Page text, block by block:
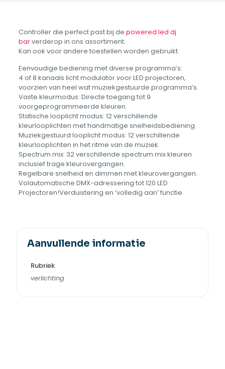
Controller die perfect past bij de powered led dj
barverderop in ons assortiment.
Kan ook voor andere toestellen worden gebruikt.
Eenvoudige bediening met diverse programma’s:
4 of 8 kanaals licht modulator voor LED projectoren,
voorzien van heel wat muziekgestuurde programma’s.
Vaste kleurmodus: Directe toegang tot 9
voorgeprogrammeerde kleuren.
Statische looplicht modus: 12 verschillende
kleurlooplichten met handmatige snelheidsbediening.
Muziekgestuurd looplicht modus: 12 verschillende
kleurlooplichten in het ritme van de muziek.
Spectrum mix: 32 verschillende spectrum mix kleuren
inclusief trage kleurovergangen.
Regelbare snelheid en dimmen met kleurovergangen.
Volautomatische DMX-adressering tot 120 LED
Projectoren!Verduistering en ‘volledig aan’ functie.
Aanvullende informatie
Rubriek
verlichting